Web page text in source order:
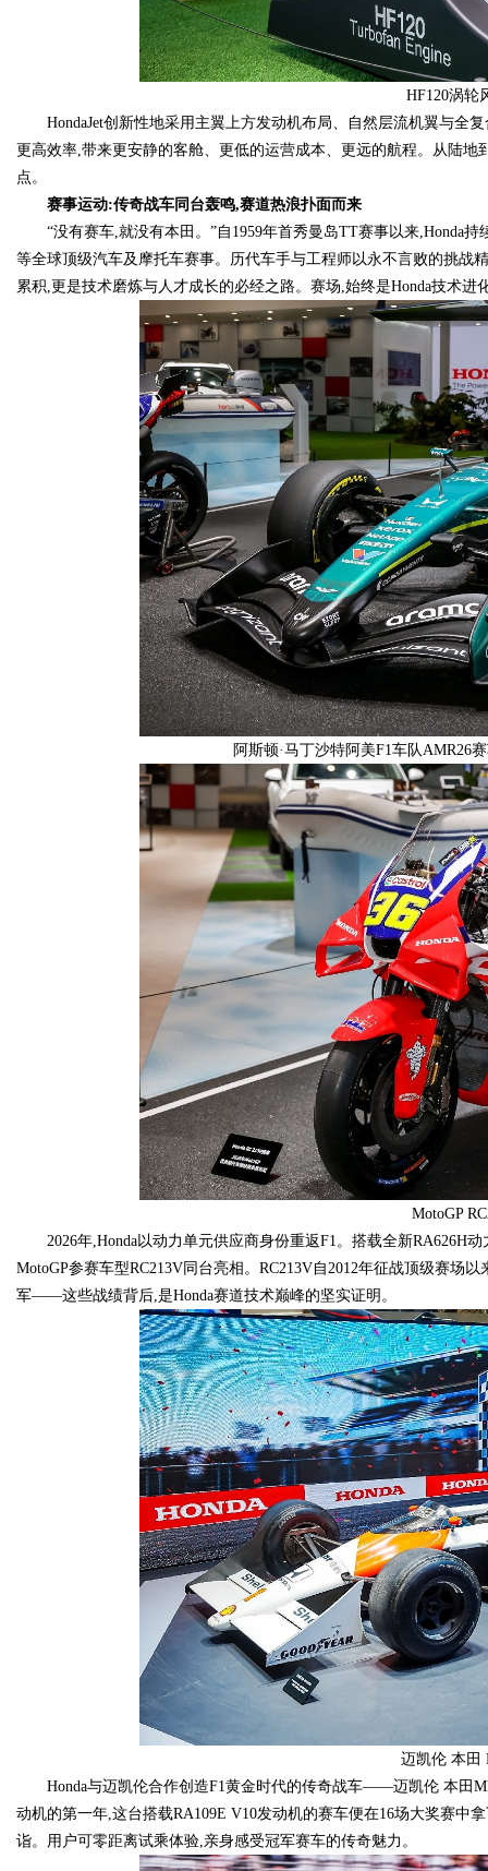
HF120涡轮
HondaJet创新性地采用主翼上方发动机布局、自然层流机翼与全
更高效率,带来更安静的客舱、更低的运营成本、更远的航程。从陆地
点。
赛事运动:传奇战车同台轰鸣,赛道热浪扑面而来
“没有赛车,就没有本田。”自1959年首秀曼岛TT赛事以来,Honda
等全球顶级汽车及摩托车赛事。历代车手与工程师以永不言败的挑战
累积,更是技术磨炼与人才成长的必经之路。赛场,始终是Honda技术进
阿斯顿·马丁沙特阿美F1车队AMR26
MotoGP
2026年,Honda以动力单元供应商身份重返F1。搭载全新RA626H
MotoGP参赛车型RC213V同台亮相。RC213V自2012年征战顶级赛场
军——这些战绩背后,是Honda赛道技术巅峰的坚实证明。
迈凯伦 本田
Honda与迈凯伦合作创造F1黄金时代的传奇战车——迈凯伦 本田
动机的第一年,这台搭载RA109E V10发动机的赛车便在16场大奖赛中
诣。用户可零距离试乘体验,亲身感受冠军赛车的传奇魅力。